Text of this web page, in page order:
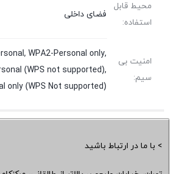
محیط قابل
استفاده:
فضای داخلی
امنیت بی
سیم:
WPA2-Personal only,
(WPS not supported),
only (WPS Not supported)
> با ما در ارتباط باشید